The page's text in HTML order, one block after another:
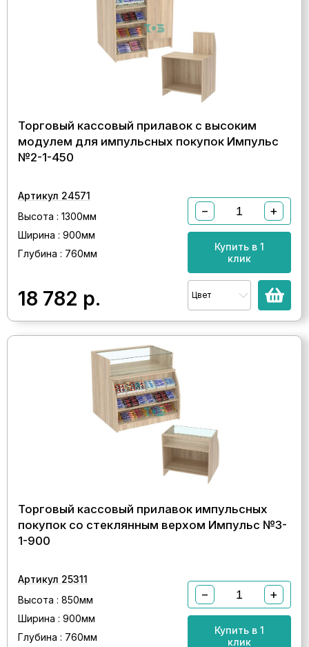
Торговый кассовый прилавок с высоким
модулем для импульсных покупок Импульс
№2-1-450
Артикул 24571
Высота : 1300мм
Ширина : 900мм
Глубина : 760мм
18 782 р.
− +
Купить в 1
клик
Цвет
Торговый кассовый прилавок импульсных
покупок со стеклянным верхом Импульс №3-
1-900
Артикул 25311
Высота : 850мм
Ширина : 900мм
Глубина : 760мм
− +
Купить в 1
клик